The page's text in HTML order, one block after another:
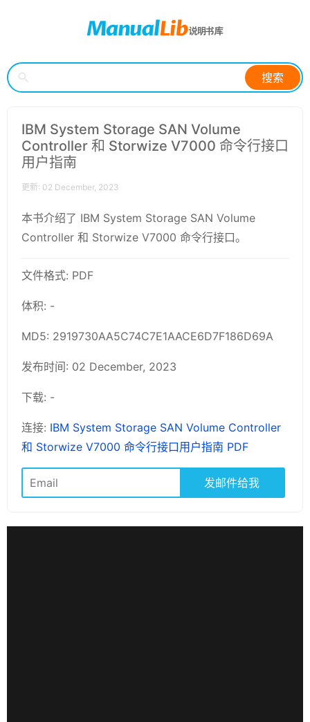
搜索
IBM System Storage SAN Volume
Controller 和 Storwize V7000 命令行接口
用户指南
更新: 02 December, 2023
本书介绍了 IBM System Storage SAN Volume
Controller 和 Storwize V7000 命令行接口。
文件格式: PDF
体积: -
MD5: 2919730AA5C74C7E1AACE6D7F186D69A
发布时间: 02 December, 2023
下载: -
连接: IBM System Storage SAN Volume Controller
和 Storwize V7000 命令行接口用户指南 PDF
发邮件给我